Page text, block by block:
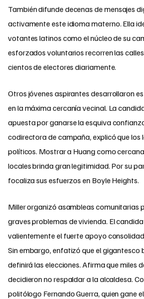
También difunde decenas de mensajes
activamente este idioma materno. Ella
votantes latinos como el núcleo de su
esforzados voluntarios recorren las
cientos de electores diariamente.
Otros jóvenes aspirantes desarrollaron
en la máxima cercanía vecinal. La
apuesta por ganarse la esquiva
codirectora de campaña, explicó que los
políticos. Mostrar a Huang como
locales brinda gran legitimidad. Por su
focaliza sus esfuerzos en Boyle Heights.
Miller organizó asambleas comunitarias
graves problemas de vivienda. El
valientemente el fuerte apoyo
Sin embargo, enfatizó que el gigantesco
definirá las elecciones. Afirma que miles
decidieron no respaldar a la alcaldesa.
politólogo Fernando Guerra, quien gane